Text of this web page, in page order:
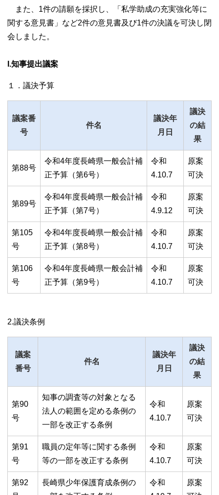
主権者教育
また、1件の請願を採択し、「私学助成の充実強化等に
関する意見書」など2件の意見書及び1件の決議を可決し閉
会しました。
I.知事提出議案
１．議決予算
議案番
号
件名
議決年
月日
議決
の結
果
第88号
令和4年度長崎県一般会計補
正予算（第6号）
令和
4.10.7
原案
可決
第89号
令和4年度長崎県一般会計補
正予算（第7号）
令和
4.9.12
原案
可決
第105
号
令和4年度長崎県一般会計補
正予算（第8号）
令和
4.10.7
原案
可決
第106
号
令和4年度長崎県一般会計補
正予算（第9号）
令和
4.10.7
原案
可決
2.議決条例
議案
番号
件名
議決年
月日
議決
の結
果
第90
号
知事の調査等の対象となる
法人の範囲を定める条例の
一部を改正する条例
令和
4.10.7
原案
可決
第91
号
職員の定年等に関する条例
等の一部を改正する条例
令和
4.10.7
原案
可決
第92
長崎県少年保護育成条例の
令和
原案